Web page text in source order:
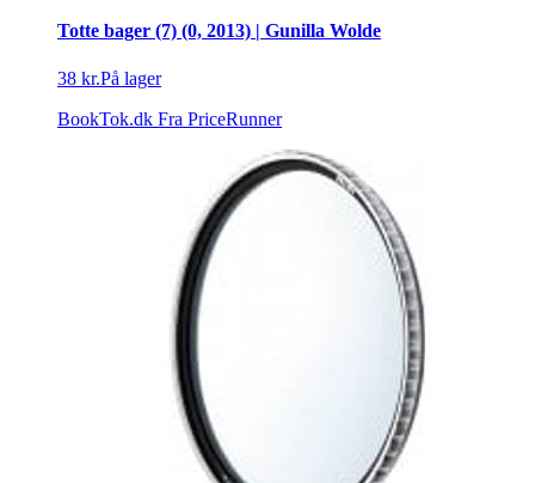
Totte bager (7) (0, 2013) | Gunilla Wolde
38 kr.På lager
BookTok.dk Fra PriceRunner